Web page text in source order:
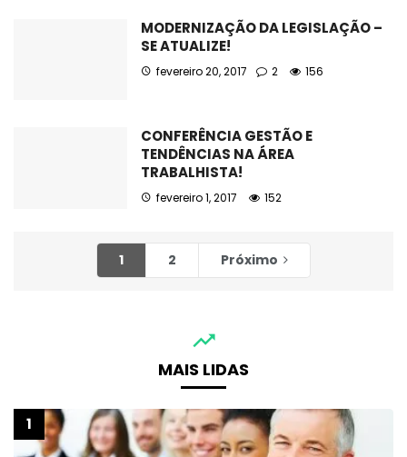
MODERNIZAÇÃO DA LEGISLAÇÃO –
SE ATUALIZE!
fevereiro 20, 2017 2 156
CONFERÊNCIA GESTÃO E
TENDÊNCIAS NA ÁREA
TRABALHISTA!
fevereiro 1, 2017 152
1 2 Próximo
MAIS LIDAS